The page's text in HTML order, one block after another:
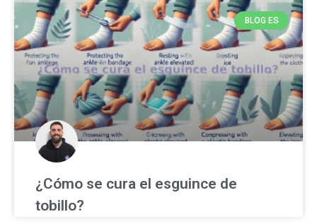
BLOG ES
¿Cómo se cura el esguince de
tobillo?